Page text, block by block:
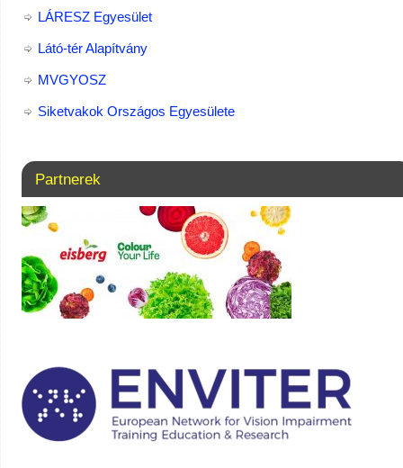
LÁRESZ Egyesület
Látó-tér Alapítvány
MVGYOSZ
Siketvakok Országos Egyesülete
Partnerek